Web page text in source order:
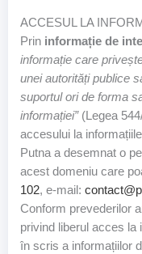
ACCESUL LA
Prin informație de
informație care
unei autorități publice
suportul ori de forma
informației”(Legea
accesului la
Putna a desemnat o
acest domeniu care
102, e-mail:
Conform prevederilor
privind liberul acces la
în scris a informațiilor